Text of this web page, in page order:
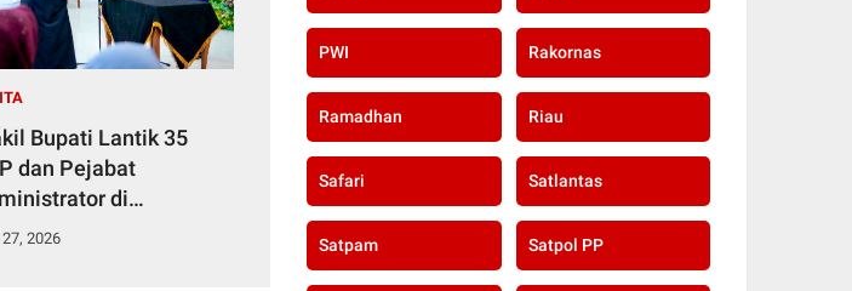
Bupati Lantik 35
dan Pejabat
di
Pemkab
2026
PWI Rakornas
Ramadhan Riau
Safari Satlantas
Satpam Satpol PP